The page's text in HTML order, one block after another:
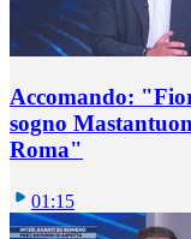
Accomando:
sogno
Roma"
01:15